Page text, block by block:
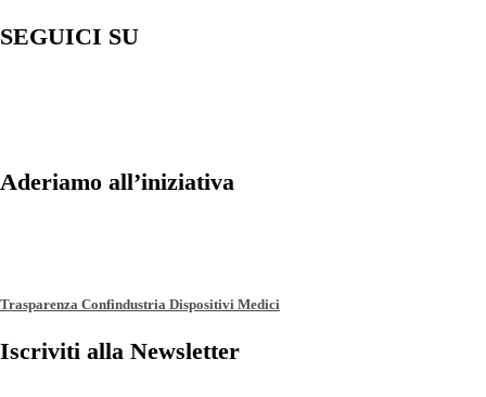
SEGUICI SU
Aderiamo all’iniziativa
Trasparenza Confindustria Dispositivi Medici
Iscriviti alla Newsletter